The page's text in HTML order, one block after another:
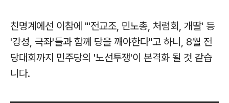
친명계에선 이참에 "'전교조, 민노총, 처럼회, 개딸' 등
'강성, 극좌'들과 함께 당을 깨야한다"고 하니, 8월 전
당대회까지 민주당의 '노선투쟁'이 본격화 될 것 같습
니다.